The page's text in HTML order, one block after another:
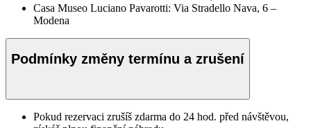
Casa Museo Luciano Pavarotti: Via Stradello Nava, 6 –
Modena
Podmínky změny termínu a zrušení
Pokud rezervaci zrušíš zdarma do 24 hod. před návštěvou,